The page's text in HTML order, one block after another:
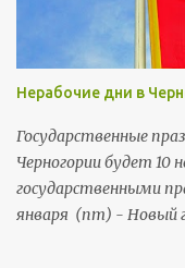
Нерабочие дни в
Государственные
Черногории будет 10
государственными
января (пт) - Новый